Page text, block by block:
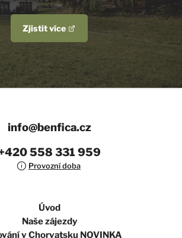
Zjistit více
info@benfica.cz
558 331 959
Provozní doba
Úvod
Naše zájezdy
v Chorvatsku NOVINKA